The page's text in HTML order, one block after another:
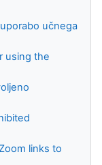
učnega
using the
links to